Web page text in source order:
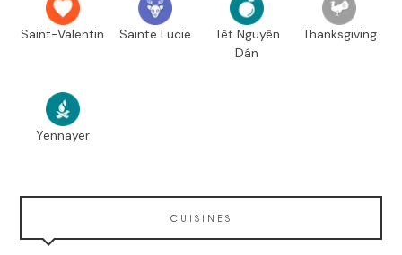
Saint-Valentin Sainte Lucie
Têt Nguyên
Dán
Thanksgiving
Yennayer
CUISINES